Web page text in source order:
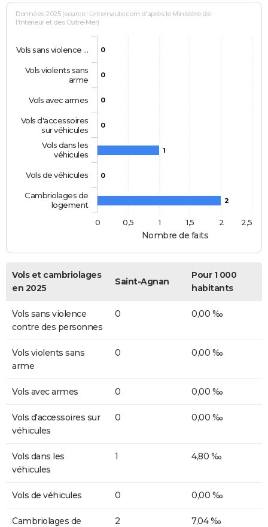
Nombre de faits
Données 2025 (source : Linternaute.com d'après le Ministère de
l'Intérieur et des Outre-Mer)
0
0
0
0
1
0
2
Vols sans violence …
Vols violents sans
arme
Vols avec armes
Vols d'accessoires
sur véhicules
Vols dans les
véhicules
Vols de véhicules
Cambriolages de
logement
0
0,5 1 1,5 2 2,5
Vols et cambriolages
en 2025
Saint-Agnan
Pour 1 000
habitants
Vols sans violence
contre des personnes
0 0,00 ‰
Vols violents sans
arme
0 0,00 ‰
Vols avec armes 0 0,00 ‰
Vols d'accessoires sur
véhicules
0 0,00 ‰
Vols dans les
véhicules
1 4,80 ‰
Vols de véhicules 0 0,00 ‰
Cambriolages de
2 7,04 ‰